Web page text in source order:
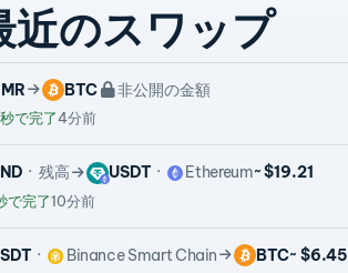
近のスワップ
BTC 非公開の金額
で完了4分前
残高 USDT Ethereum~ $19.21
で完了10分前
Binance Smart Chain BTC~ $6.45